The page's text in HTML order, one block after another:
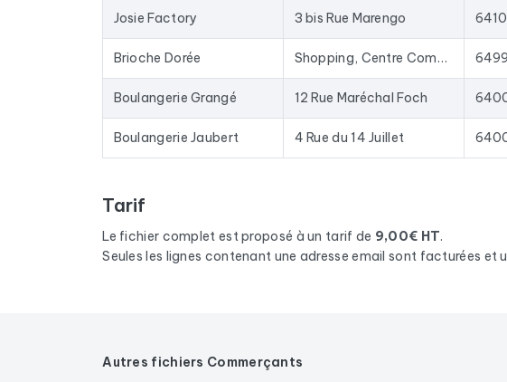
Josie Factory 3 bis Rue Marengo
Brioche Dorée Shopping, Centre Commercial Ametzondo, Av. du Portou
Boulangerie Grangé 12 Rue Maréchal Foch
Boulangerie Jaubert 4 Rue du 14 Juillet
Tarif
Le fichier complet est proposé à un tarif de 9,00€ HT.
Seules les lignes contenant une adresse email sont facturées et
Autres fichiers Commerçants